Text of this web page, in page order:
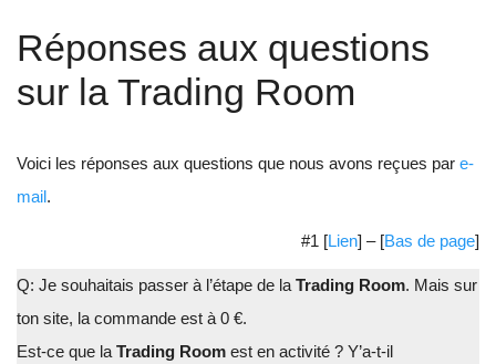
Réponses aux questions
sur la Trading Room
Voici les réponses aux questions que nous avons reçues par e-
mail.
#1 [Lien] – [Bas de page]
Q: Je souhaitais passer à l’étape de la Trading Room. Mais sur
ton site, la commande est à 0 €.
Est-ce que la Trading Room est en activité ? Y’a-t-il